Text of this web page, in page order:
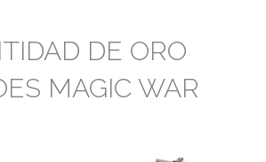
DE ORO
MAGIC WAR